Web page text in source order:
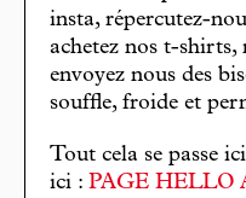
insta, répercutez-
achetez nos t-
envoyez nous des
souffle, froide et
Tout cela se passe
ici : PAGE HELLO